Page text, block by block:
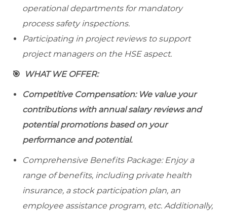
operational departments for mandatory
process safety inspections.
Participating in project reviews to support
project managers on the HSE aspect.
🎯 WHAT WE OFFER:
Competitive Compensation: We value your
contributions with annual salary reviews and
potential promotions based on your
performance and potential.
Comprehensive Benefits Package: Enjoy a
range of benefits, including private health
insurance, a stock participation plan, an
employee assistance program, etc. Additionally,